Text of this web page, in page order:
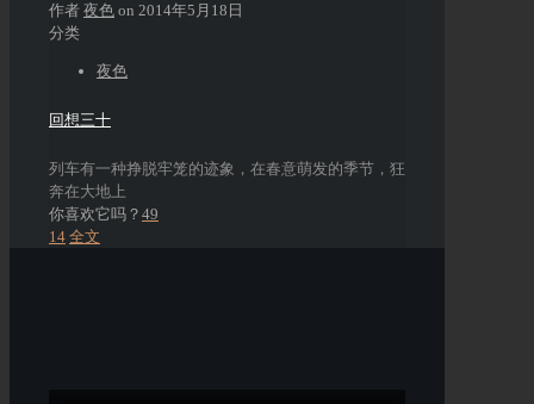
作者 夜色 on 2014年5月18日
分类
夜色
回想三十
列车有一种挣脱牢笼的迹象，在春意萌发的季节，狂
奔在大地上
你喜欢它吗？ 49
14 全文